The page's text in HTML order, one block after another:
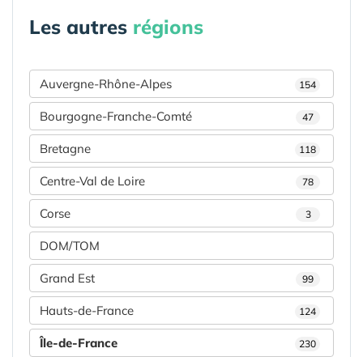
Les autres régions
Auvergne-Rhône-Alpes 154
Bourgogne-Franche-Comté 47
Bretagne 118
Centre-Val de Loire 78
Corse 3
DOM/TOM
Grand Est 99
Hauts-de-France 124
Île-de-France 230